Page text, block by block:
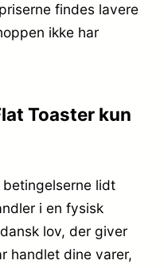
findes lavere
ikke har
Toaster kun
lidt
i en fysisk
lov, der giver
handlet dine varer,